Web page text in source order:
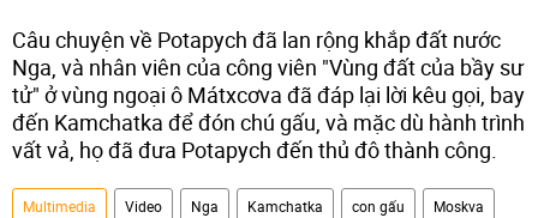
Câu chuyện về Potapych đã lan rộng khắp đất nước
Nga, và nhân viên của công viên "Vùng đất của bầy sư
tử" ở vùng ngoại ô Mátxcơva đã đáp lại lời kêu gọi, bay
đến Kamchatka để đón chú gấu, và mặc dù hành trình
vất vả, họ đã đưa Potapych đến thủ đô thành công.
Multimedia Video Nga Kamchatka con gấu Moskva